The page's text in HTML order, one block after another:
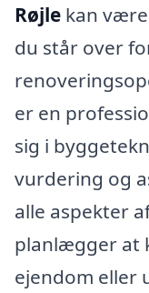
Røjle kan
du står over
er en
sig i
vurdering og
alle aspekter
planlægger at
ejendom eller